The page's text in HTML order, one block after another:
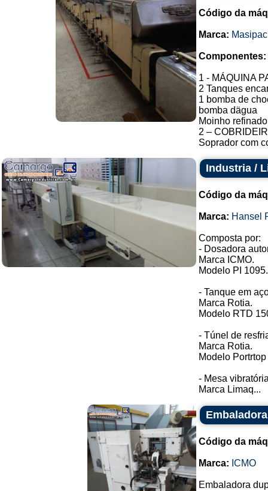
Código da
Marca:
Componentes:
1 - MÁQUINA
2 Tanques
1 bomba de
bomba dägua
Moinho
2 –
Soprador com
Industria /
Código da
Marca: Hansel
Composta por:
- Dosadora
Marca ICMO.
Modelo PI 1095.
- Tanque em
Marca Rotia.
Modelo RTD
- Túnel de
Marca Rotia.
Modelo
- Mesa
Marca Limaq...
Código da
Marca: ICMO
Embaladora